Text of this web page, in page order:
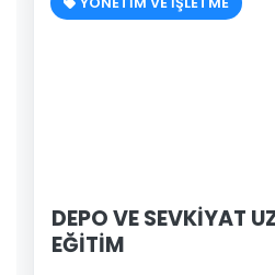
DEPO VE SEVKİYAT
EĞİTİM